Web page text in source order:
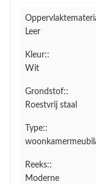
Leer
Kleur::
Wit
Grondstof::
Roestvrij staal
Type::
Reeks::
Moderne